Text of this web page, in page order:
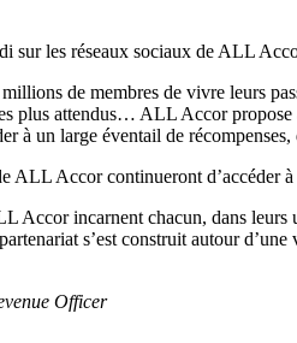
sur les réseaux sociaux de ALL
de membres de vivre leurs
plus attendus… ALL Accor
à un large éventail de
ALL Accor continueront d’accéder
Accor incarnent chacun, dans leurs
s’est construit autour
Officer